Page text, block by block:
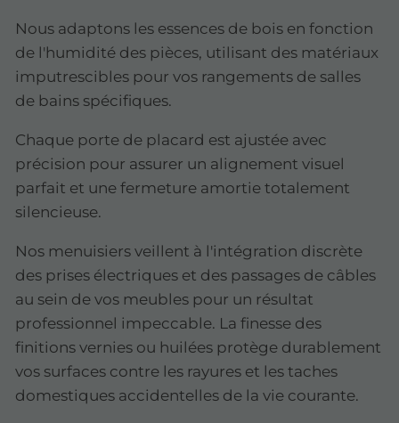
Nous adaptons les essences de bois en fonction
de l'humidité des pièces, utilisant des matériaux
imputrescibles pour vos rangements de salles
de bains spécifiques.
Chaque porte de placard est ajustée avec
précision pour assurer un alignement visuel
parfait et une fermeture amortie totalement
silencieuse.
Nos menuisiers veillent à l'intégration discrète
des prises électriques et des passages de câbles
au sein de vos meubles pour un résultat
professionnel impeccable. La finesse des
finitions vernies ou huilées protège durablement
vos surfaces contre les rayures et les taches
domestiques accidentelles de la vie courante.